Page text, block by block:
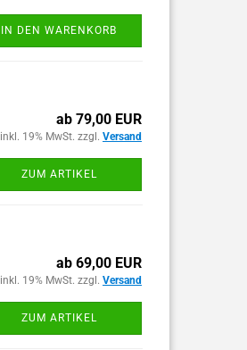
IN DEN WARENKORB
ab 79,00 EUR
inkl. 19% MwSt. zzgl. Versand
ZUM ARTIKEL
ab 69,00 EUR
inkl. 19% MwSt. zzgl. Versand
ZUM ARTIKEL